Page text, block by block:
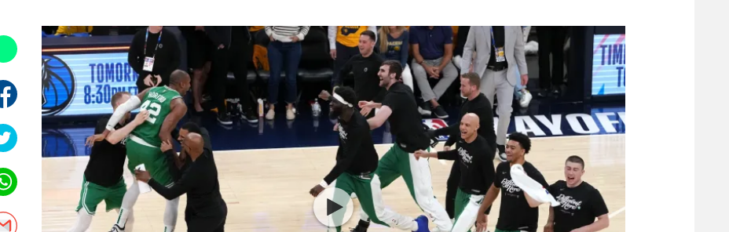
תקנון משתתפים וזוכים בפרסים
תקנון עבור פעילות אלקטרה
תקנון עבור פעילות ספורט 1 – "מרלן"
טניס
תנאי שימוש
מדיניות פרטיות
הפועל תל אביב
הפועל חיפה
הפועל באר שבע
מכבי נתניה
בני יהודה
ליגה סינית
ליגה ברזילאית
ליגות נוספות